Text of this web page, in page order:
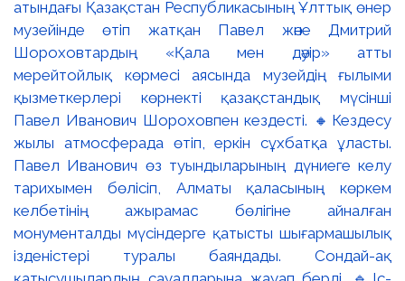
атындағы Қазақстан Республикасының Ұлттық өнер
музейінде өтіп жатқан Павел және Дмитрий
Шороховтардың «Қала мен дәуір» атты
мерейтойлық көрмесі аясында музейдің ғылыми
қызметкерлері көрнекті қазақстандық мүсінші
Павел Иванович Шороховпен кездесті. 🔸Кездесу
жылы атмосферада өтіп, еркін сұхбатқа ұласты.
Павел Иванович өз туындыларының дүниеге келу
тарихымен бөлісіп, Алматы қаласының көркем
келбетінің ажырамас бөлігіне айналған
монументалды мүсіндерге қатысты шығармашылық
ізденістері туралы баяндады. Сондай-ақ